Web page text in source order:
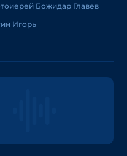
Божидар Главев
Игорь